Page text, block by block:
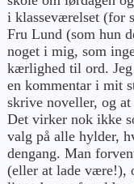
i klasseværelset (for
Fru Lund (som hun
noget i mig, som
kærlighed til ord. Jeg
en kommentar i mit
skrive noveller, og
Det virker nok ikke
valg på alle hylder,
dengang. Man
(eller at lade være!),